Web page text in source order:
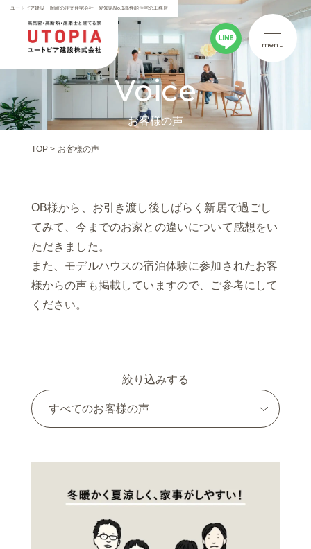
ユートピア建設｜岡崎の注文住宅会社｜愛知県No.1高性能住宅の工務店
menu
Voice
お客様の声
TOP > お客様の声
OB様から、お引き渡し後しばらく新居で過ごし
てみて、今までのお家との違いについて感想をい
ただきました。
また、モデルハウスの宿泊体験に参加されたお客
様からの声も掲載していますので、ご参考にして
ください。
絞り込みする